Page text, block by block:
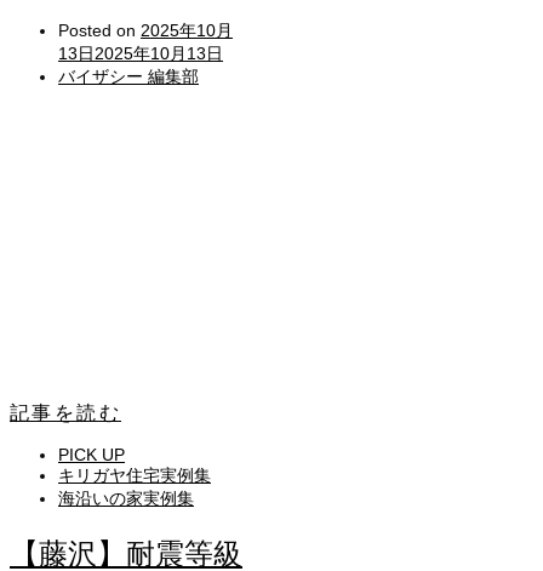
Posted on 2025年10月
13日2025年10月13日
バイザシー 編集部
記事を読む
PICK UP
キリガヤ住宅実例集
海沿いの家実例集
【藤沢】耐震等級